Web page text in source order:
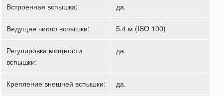
Встроенная вспышка: да.
Ведущее число вспышки: 5.4 м (ISO 100)
Регулировка мощности
вспышки:
да.
Крепление внешней вспышки: да.